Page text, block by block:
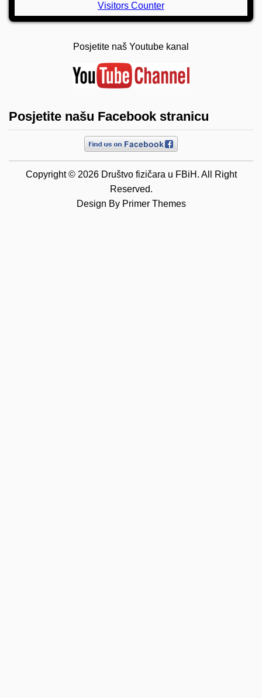
Visitors Counter
Posjetite naš Youtube kanal
Posjetite našu Facebook stranicu
Copyright © 2026 Društvo fizičara u FBiH. All Right
Reserved.
Design By Primer Themes